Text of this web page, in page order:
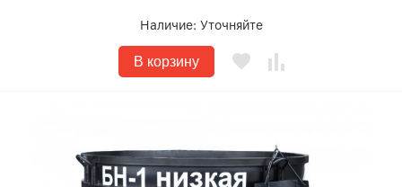
Наличие: Уточняйте
В корзину